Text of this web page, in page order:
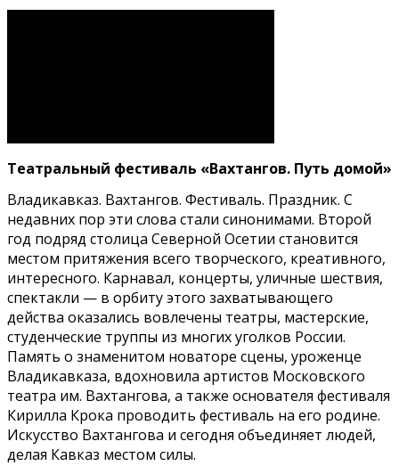
Театральный фестиваль «Вахтангов. Путь домой»
Владикавказ. Вахтангов. Фестиваль. Праздник. С
недавних пор эти слова стали синонимами. Второй
год подряд столица Северной Осетии становится
местом притяжения всего творческого, креативного,
интересного. Карнавал, концерты, уличные шествия,
спектакли — в орбиту этого захватывающего
действа оказались вовлечены театры, мастерские,
студенческие труппы из многих уголков России.
Память о знаменитом новаторе сцены, уроженце
Владикавказа, вдохновила артистов Московского
театра им. Вахтангова, а также основателя фестиваля
Кирилла Крока проводить фестиваль на его родине.
Искусство Вахтангова и сегодня объединяет людей,
делая Кавказ местом силы.